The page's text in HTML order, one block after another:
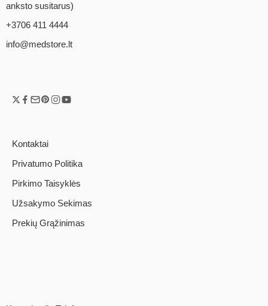
anksto susitarus)
+3706 411 4444
info@medstore.lt
Kontaktai
Privatumo Politika
Pirkimo Taisyklės
Užsakymo Sekimas
Prekių Grąžinimas